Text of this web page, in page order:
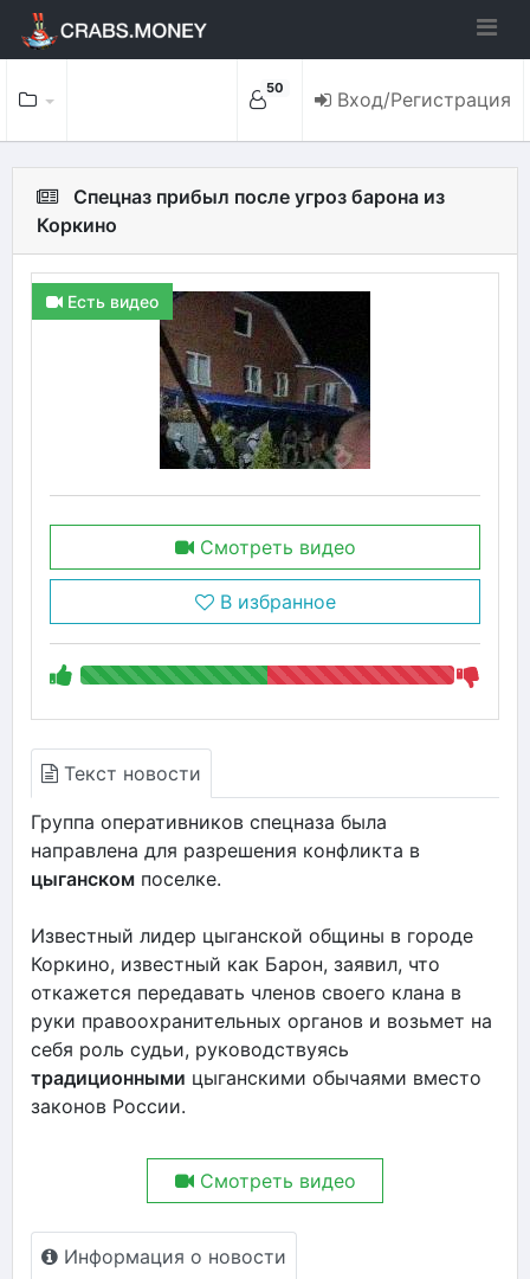
50 Вход/Регистрация
Спецназ прибыл после угроз барона из
Коркино
Есть видео
Смотреть видео
В избранное
Текст новости
Группа оперативников спецназа была
направлена для разрешения конфликта в
цыганском поселке.
Известный лидер цыганской общины в городе
Коркино, известный как Барон, заявил, что
откажется передавать членов своего клана в
руки правоохранительных органов и возьмет на
себя роль судьи, руководствуясь
традиционными цыганскими обычаями вместо
законов России.
Смотреть видео
Информация о новости